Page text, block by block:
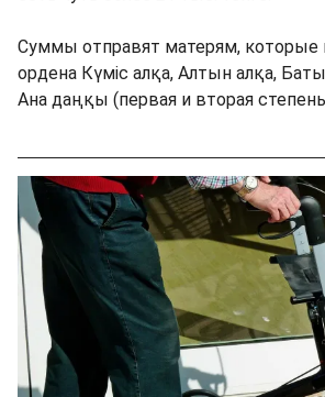
Суммы отправят матерям, которые
ордена Күміс алқа, Алтын алқа,
Ана даңқы (первая и вторая